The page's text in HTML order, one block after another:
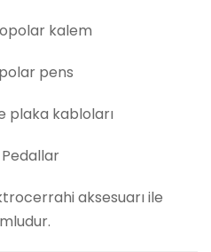
kalem
pens
plaka kabloları
Pedallar
aksesuarı ile